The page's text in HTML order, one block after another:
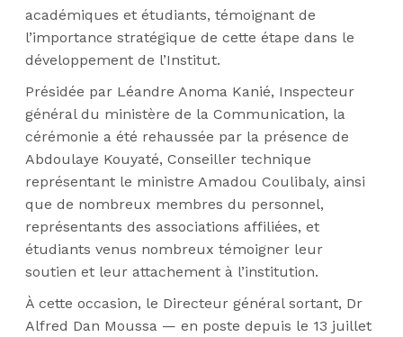
académiques et étudiants, témoignant de
l’importance stratégique de cette étape dans le
développement de l’Institut.
Présidée par Léandre Anoma Kanié, Inspecteur
général du ministère de la Communication, la
cérémonie a été rehaussée par la présence de
Abdoulaye Kouyaté, Conseiller technique
représentant le ministre Amadou Coulibaly, ainsi
que de nombreux membres du personnel,
représentants des associations affiliées, et
étudiants venus nombreux témoigner leur
soutien et leur attachement à l’institution.
À cette occasion, le Directeur général sortant, Dr
Alfred Dan Moussa — en poste depuis le 13 juillet